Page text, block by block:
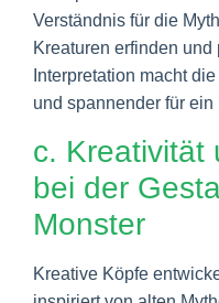
Verständnis für die
Kreaturen erfinden
Interpretation macht
und spannender für
c. Kreativität
bei der
Monster
Kreative Köpfe